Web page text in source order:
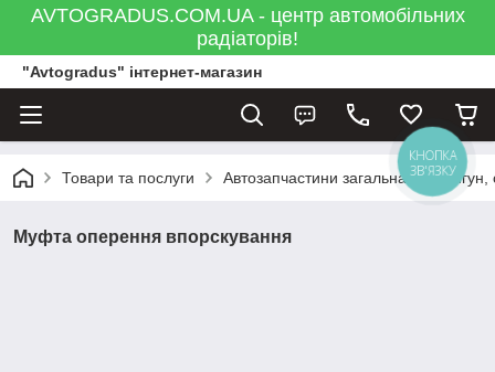
AVTOGRADUS.COM.UA - центр автомобільних
радіаторів!
"Avtogradus" інтернет-магазин
Товари та послуги Автозапчастини загальна Двигун,
Муфта оперення впорскування
КНОПКА
ЗВ'ЯЗКУ